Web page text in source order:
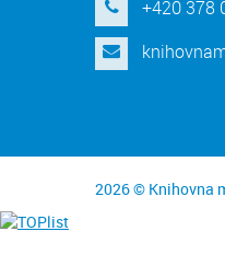
+420 378
2026 © Knihovna